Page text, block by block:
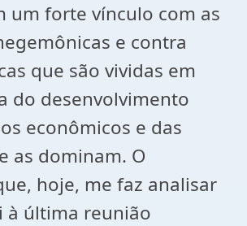
um forte vínculo com as
e contra
que são vividas em
do desenvolvimento
econômicos e das
as dominam. O
hoje, me faz analisar
à última reunião